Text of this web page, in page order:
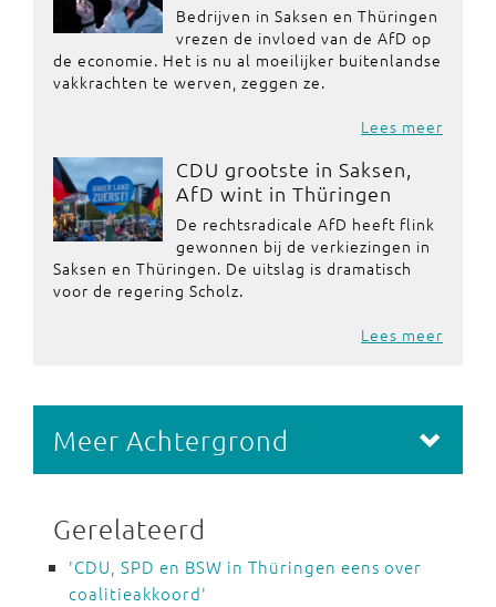
Bedrijven in Saksen en Thüringen
vrezen de invloed van de AfD op
de economie. Het is nu al moeilijker buitenlandse
vakkrachten te werven, zeggen ze.
Lees meer
CDU grootste in Saksen,
AfD wint in Thüringen
De rechtsradicale AfD heeft flink
gewonnen bij de verkiezingen in
Saksen en Thüringen. De uitslag is dramatisch
voor de regering Scholz.
Lees meer
Meer Achtergrond
Gerelateerd
'CDU, SPD en BSW in Thüringen eens over
coalitieakkoord'